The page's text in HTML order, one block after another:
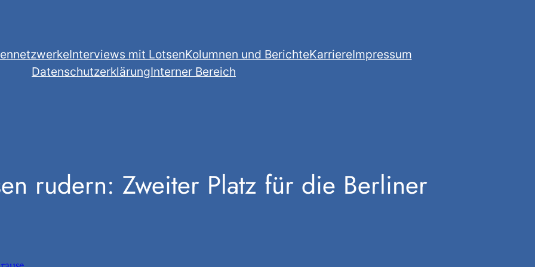
Interviews mit LotsenKolumnen und BerichteKarriereImpressum
DatenschutzerklärungInterner Bereich
rudern: Zweiter Platz für die Berliner